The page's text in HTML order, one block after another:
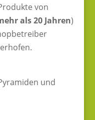
von
als 20 Jahren)
und